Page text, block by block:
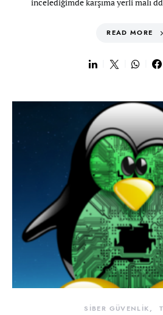
READ MORE
SİBER GÜVENLİK